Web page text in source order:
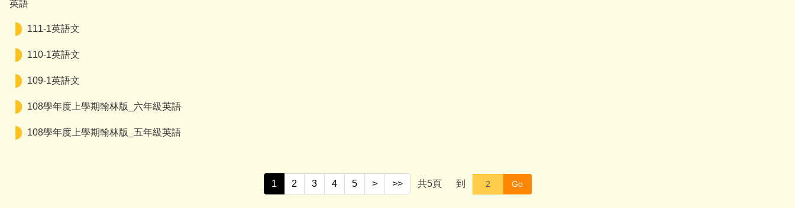
英語
111-1英語文
110-1英語文
109-1英語文
108學年度上學期翰林版_六年級英語
108學年度上學期翰林版_五年級英語
1 2 3 4 5 > >> 共5頁 到 Go